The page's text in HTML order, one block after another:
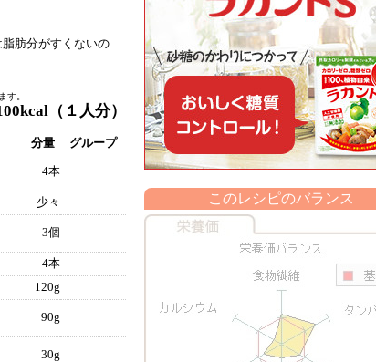
肪分がすくないの
す。
（１人分）
分量 グループ
4本
少々
3個
4本
120g
90g
30g
このレシピのバランス